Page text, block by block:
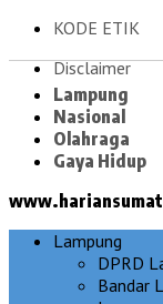
KODE ETIK
Disclaimer
Lampung
Nasional
Olahraga
Gaya Hidup
Lampung
DPRD
Bandar